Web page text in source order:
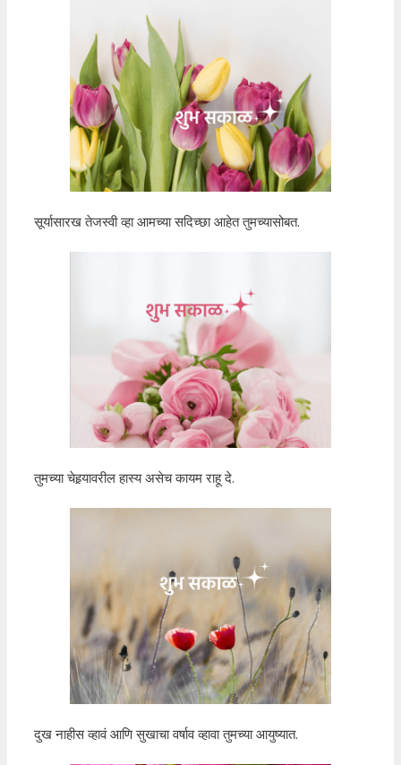
सूर्यासारख तेजस्वी व्हा आमच्या सदिच्छा आहेत तुमच्यासोबत.
तुमच्या चेहर्‍यावरील हास्य असेच कायम राहू दे.
दुख नाहीस व्हावं आणि सुखाचा वर्षाव व्हावा तुमच्या आयुष्यात.